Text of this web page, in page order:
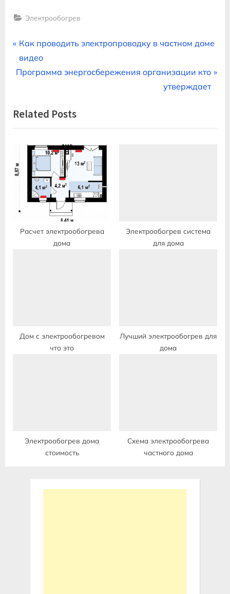
Электрообогрев
Навигация
по
P
r
e
o
u
o
:
Как проводить электропроводку в частном доме
видео
N
t
P
t
Программа энергосбережения организации кто
утверждает
Related Posts
Расчет электрообогрева
дома
Электрообогрев система
для дома
Дом с электрообогревом
что это
Лучший электрообогрев для
дома
Электрообогрев дома
стоимость
Схема электрообогрева
частного дома